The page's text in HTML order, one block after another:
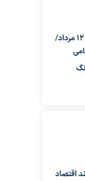
قیمت دلار،قیمت طلا و سکه امروز ۱۲ مرداد/
اقتصاد